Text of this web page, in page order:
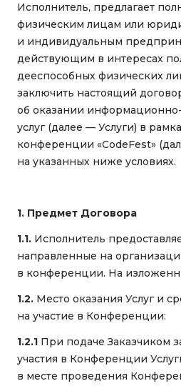
Исполнитель, предлагает
физическим лицам или
и индивидуальным
действующим в интересах
дееспособных физических
заключить настоящий
об оказании
услуг (далее — Услуги) в
конференции «CodeFest»
на указанных ниже условиях.
1. Предмет Договора
1.1. Исполнитель
направленные на
в конференции. На
1.2. Место оказания Услуг и
на участие в Конференции:
1.2.1 При подаче Заказчиком
участия в Конференции
в месте проведения